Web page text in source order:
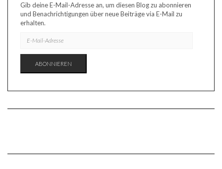
Gib deine E-Mail-Adresse an, um diesen Blog zu abonnieren
und Benachrichtigungen über neue Beiträge via E-Mail zu
erhalten.
MAIL-
ABONNIEREN